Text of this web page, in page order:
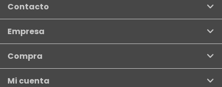
Contacto
Empresa
Compra
Mi cuenta